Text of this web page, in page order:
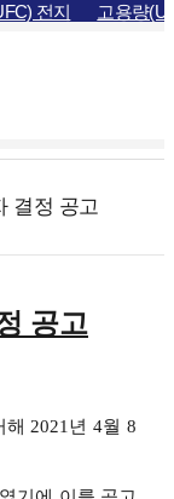
전지 고용량
결정 공고
공고
해2021년4월8